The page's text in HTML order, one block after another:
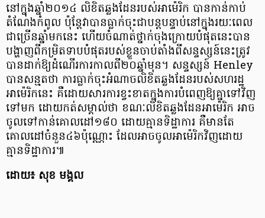
នៅក្នុងឆ្នាំ២០១៤ លិខិតឆ្លងដែនរបស់អាម៉េរិក បានកាន់កាប់
តំណែងកំពូល ប៉ុន្តែវាបានធ្លាក់ចុះជាបន្តបន្ទាប់នៅក្នុងរយៈពេល
ជាច្រើនឆ្នាំមកនេះ ហើយចំណាត់ថ្នាក់ចុងក្រោយបំផុតនេះបាន
បង្ហាញពីកម្រិតទាបបំផុតរបស់ខ្លួនចាប់តាំងពីសន្ទស្សន៍នេះត្រូវ
បានដាក់ឱ្យដំណើរការកាលពី២០ឆ្នាំមុន។ សន្ទស្សន៍ Henley
បានសន្មតថា ការធ្លាក់ចុះអំណាចលិខិតឆ្លងដែនរបស់សហរដ្ឋ
អាម៉េរិកនេះ គឺដោយសារការខ្វះខាតក្នុងការបំពេញឱ្យគ្នាទៅវិញ
ទៅមក ដោយកត់សម្គាល់ថា ខណៈលិខិតឆ្លងដែនអាម៉េរិក អាច
ចូលទៅកាន់គោលដៅ១៨០ ដោយគ្មានទិដ្ឋាការ គឺមានតែ
គោលដៅចំនួន៤៦ប៉ុណ្ណោះ ដែលអាចចូលអាម៉េរិកវិញដោយ
គ្មានទិដ្ឋាការ​៕
ដោយ៖ សុខ មង្គល